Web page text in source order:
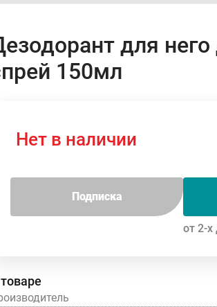
для него
150мл
Нет в наличии
Подписка
от 2-х